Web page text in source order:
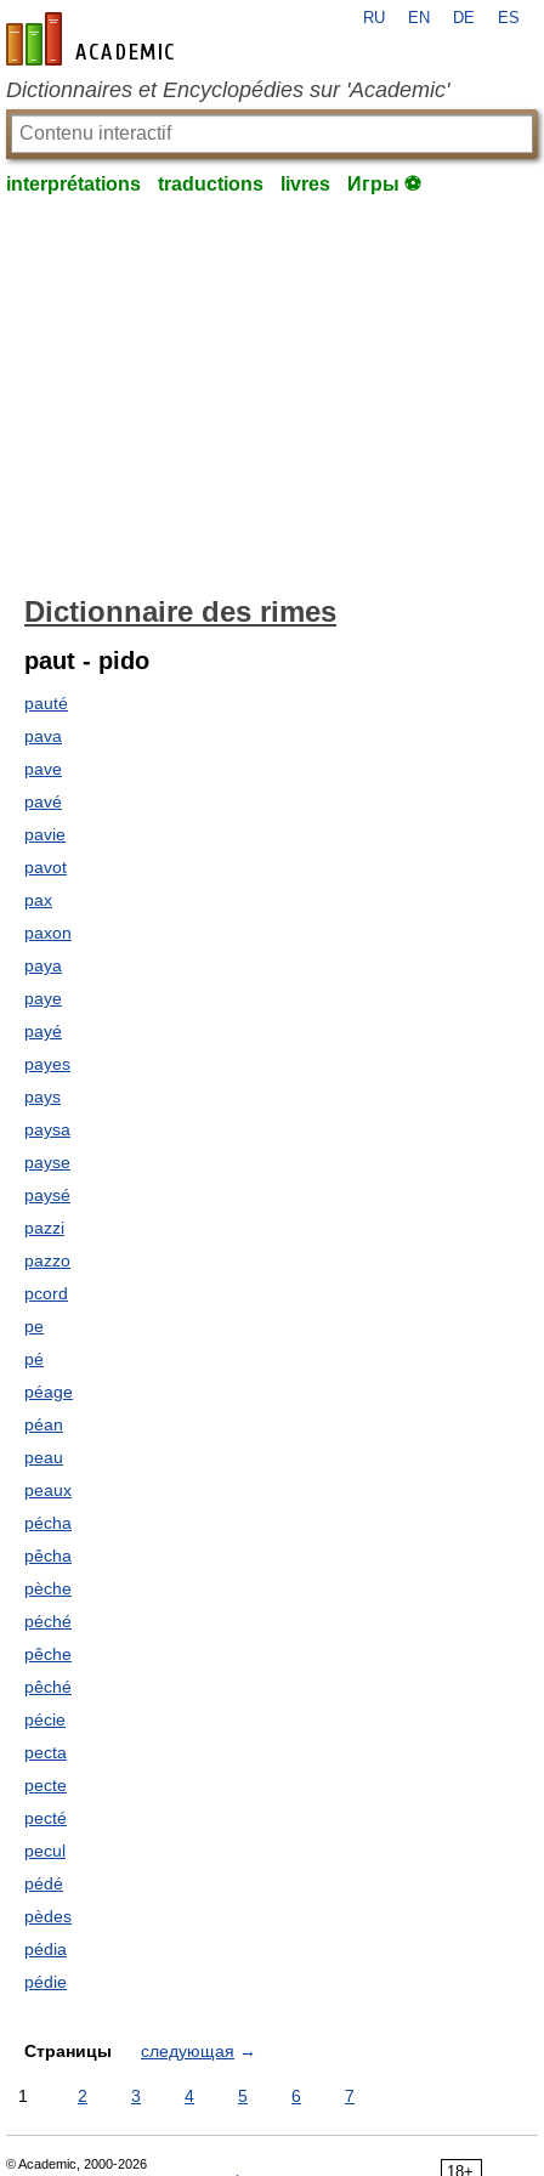
fr-academic.com
RU EN DE ES
Dictionnaires et Encyclopédies sur 'Academic'
interprétations traductions livres Игры ⚽
Dictionnaire des rimes
paut - pido
pauté
pava
pave
pavé
pavie
pavot
pax
paxon
paya
paye
payé
payes
pays
paysa
payse
paysé
pazzi
pazzo
pcord
pe
pé
péage
péan
peau
peaux
pécha
pêcha
pèche
péché
pêche
pêché
pécie
pecta
pecte
pecté
pecul
pédé
pèdes
pédia
pédie
Страницы следующая →
1 2 3 4 5 6 7
18+
© Academic, 2000-2026